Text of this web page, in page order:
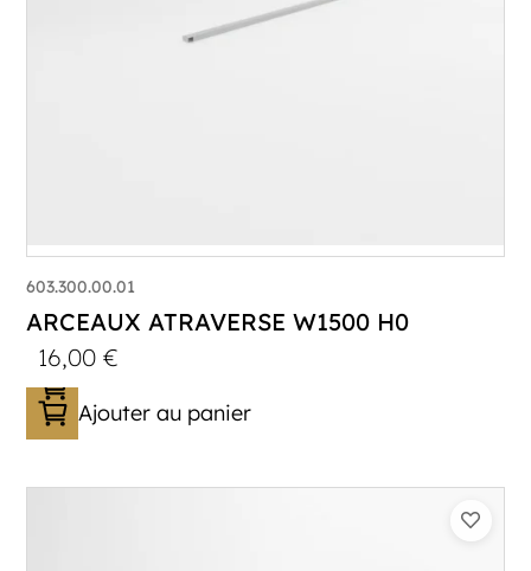
603.300.00.01
ARCEAUX ATRAVERSE W1500 H0
16,00€
Ajouter au panier